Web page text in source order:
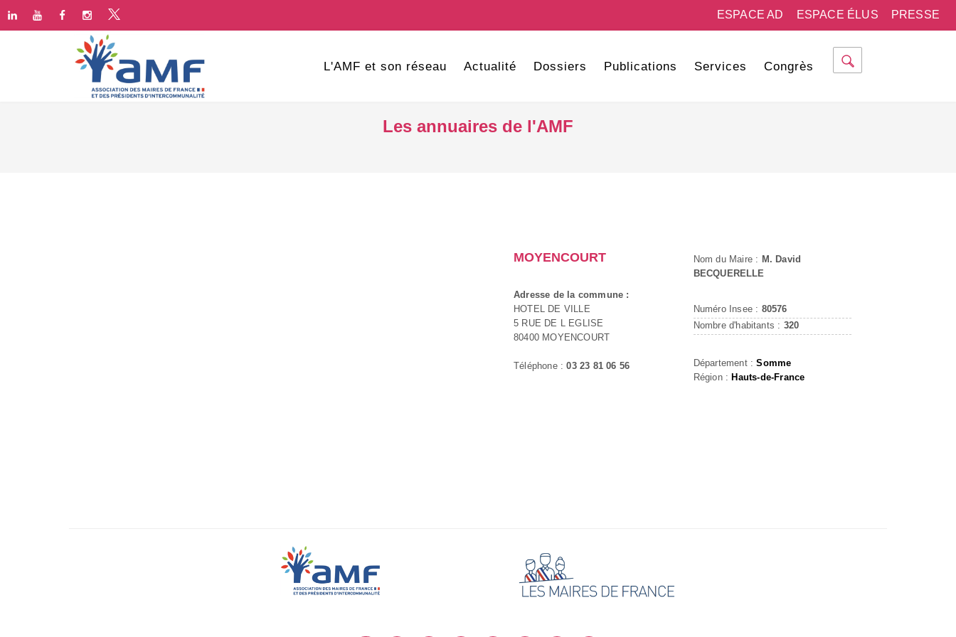
PRESSE
ESPACE ÉLUS
ESPACE AD
L'AMF et son réseau Actualité Dossiers Publications Services Congrès
Les annuaires de l'AMF
MOYENCOURT
Adresse de la commune :
HOTEL DE VILLE
5 RUE DE L EGLISE
80400 MOYENCOURT
Téléphone :03 23 81 06 56
Nom du Maire : M. David
BECQUERELLE
Numéro Insee : 80576
Nombre d'habitants : 320
Département :Somme
Région : Hauts-de-France